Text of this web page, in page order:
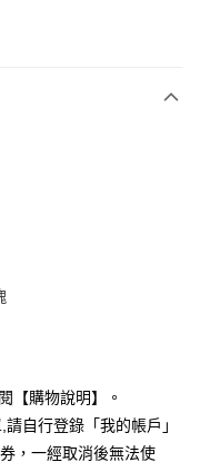
跳轉至「AFTEE先享後付」
易完成。
您需要取消訂單，請聯絡
頁面顯示為準，若有關於
，請聯繫「AFTEE先享後付
support/home
【購物說明】。
自行登錄「我的帳戶」
，一經取消後無法使